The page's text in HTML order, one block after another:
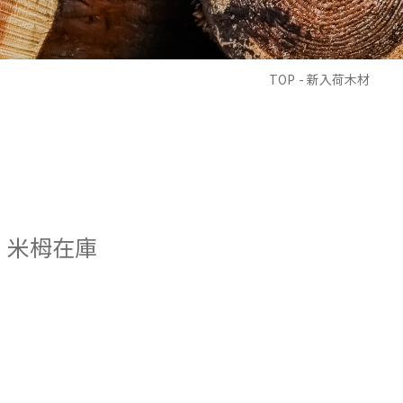
TOP - 新入荷木材
米栂在庫